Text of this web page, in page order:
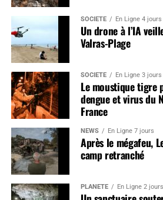
SOCIÉTÉ En Ligne 4 jours
Un drone à l’IA
Valras-Plage
SOCIÉTÉ En Ligne 3 jours
Le moustique tigre
dengue et virus du
France
NEWS En Ligne 7 jours
Après le mégafeu,
camp retranché
PLANÈTE En Ligne 2 jours